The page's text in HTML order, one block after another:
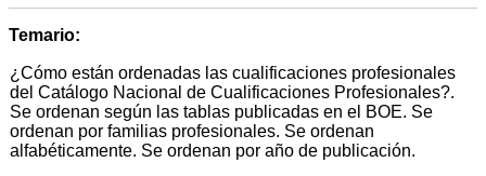
Temario:
¿Cómo están ordenadas las cualificaciones profesionales
del Catálogo Nacional de Cualificaciones Profesionales?.
Se ordenan según las tablas publicadas en el BOE. Se
ordenan por familias profesionales. Se ordenan
alfabéticamente. Se ordenan por año de publicación.